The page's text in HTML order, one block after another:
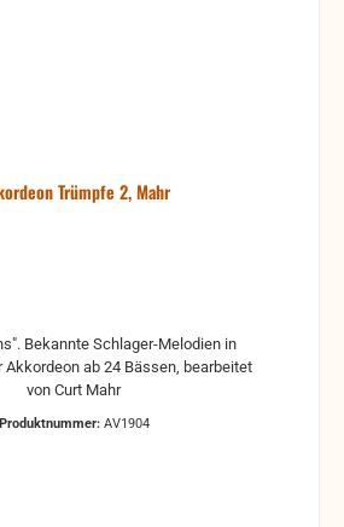
Trümpfe 2, Mahr
Bekannte Schlager-Melodien in
von Curt Mahr
Produktnummer: AV1904